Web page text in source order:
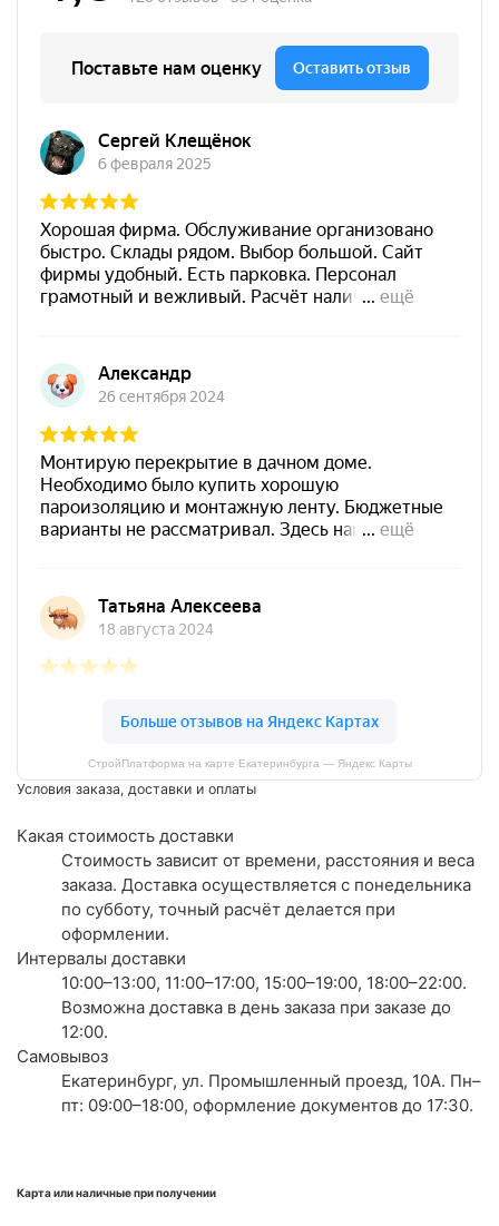
сауны, Для склада,
СтройПлатформа на карте Екатеринбурга — Яндекс Карты
Условия заказа, доставки и оплаты
Какая стоимость доставки
Стоимость зависит от времени, расстояния и веса
заказа. Доставка осуществляется с понедельника
по субботу, точный расчёт делается при
оформлении.
Интервалы доставки
10:00–13:00, 11:00–17:00, 15:00–19:00, 18:00–22:00.
Возможна доставка в день заказа при заказе до
12:00.
Самовывоз
Екатеринбург, ул. Промышленный проезд, 10А. Пн–
пт: 09:00–18:00, оформление документов до 17:30.
Карта или наличные при получении